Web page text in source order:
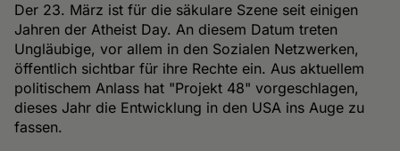
Der 23. März ist für die säkulare Szene seit einigen
Jahren der Atheist Day. An diesem Datum treten
Ungläubige, vor allem in den Sozialen Netzwerken,
öffentlich sichtbar für ihre Rechte ein. Aus aktuellem
politischem Anlass hat "Projekt 48" vorgeschlagen,
dieses Jahr die Entwicklung in den USA ins Auge zu
fassen.